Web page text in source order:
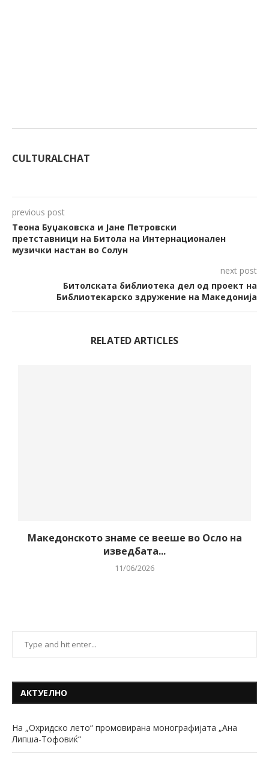
CULTURALCHAT
previous post
Теона Буџаковска и Јане Петровски
претставници на Битола на Интернационален
музички настан во Солун
next post
Битолската библиотека дел од проект на
Библиотекарско здружение на Македонија
RELATED ARTICLES
Македонското знаме се вееше во Осло на
изведбата...
11/06/2026
АКТУЕЛНО
На „Охридско лето“ промовирана монографијата „Ана
Липша-Тофовиќ“